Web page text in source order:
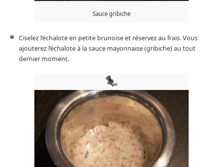
Sauce gribiche
Ciselez l’échalote en petite brunoise et réservez au frais. Vous
ajouterez l’échalote à la sauce mayonnaise (gribiche) au tout
dernier moment.